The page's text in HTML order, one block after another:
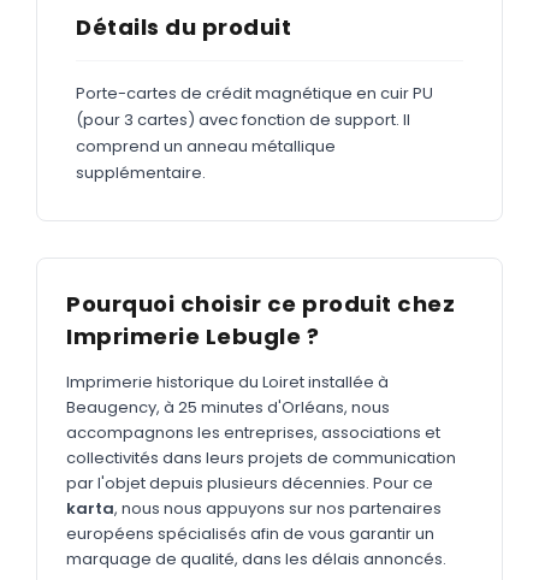
ADHÉSIFS
Étiquettes adhésives
Tee-shirts Nouveau
Polos Nouveau
Sweatshirts
GOODIES
Catalogue complet Nouveau
Bureau & écriture
Détails du produit
Porte-cartes de crédit magnétique en cuir PU
(pour 3 cartes) avec fonction de support. Il
comprend un anneau métallique
supplémentaire.
Pourquoi choisir ce produit chez
Imprimerie Lebugle ?
Imprimerie historique du Loiret installée à
Beaugency, à 25 minutes d'Orléans, nous
accompagnons les entreprises, associations et
collectivités dans leurs projets de communication
par l'objet depuis plusieurs décennies. Pour ce
karta, nous nous appuyons sur nos partenaires
européens spécialisés afin de vous garantir un
marquage de qualité, dans les délais annoncés.